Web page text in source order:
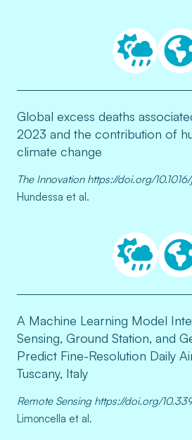
Global excess deaths
2023 and the contribution of
climate change
The Innovation https://doi.org/10.1016/
Hundessa et al.
A Machine Learning Model
Sensing, Ground Station, and
Predict Fine-Resolution Daily
Tuscany, Italy
Remote Sensing https://doi.org/
Limoncella et al.